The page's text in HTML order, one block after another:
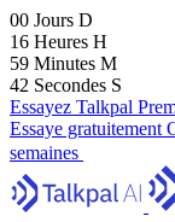
00 Jours D
16 Heures H
59 Minutes M
41 Secondes S
Essayez Talkpal
Essaye gratuitement
semaines